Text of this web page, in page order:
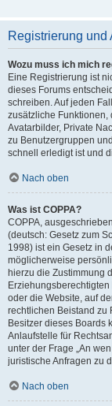
Registrierung und
Wozu muss ich mich
Eine Registrierung ist
dieses Forums
schreiben. Auf jeden
zusätzliche Funktionen,
Avatarbilder, Private
zu Benutzergruppen
schnell erledigt ist und
Nach oben
Was ist COPPA?
COPPA,
(deutsch: Gesetz zum
1998) ist ein Gesetz in
möglicherweise
hierzu die Zustimmung
oder die Website, auf
rechtlichen Beistand zu
Besitzer dieses Boards
Anlaufstelle für
unter der Frage „An
juristische Anfragen zu
Nach oben